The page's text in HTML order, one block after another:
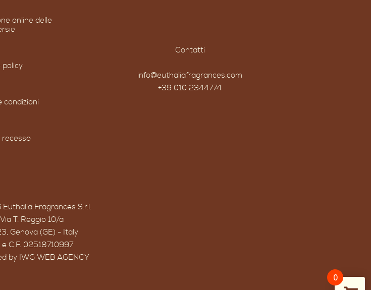
online delle
policy
condizioni
recesso
Fragrances S.r.l.
Via T. Reggio 10/a
Genova (GE) - Italy
e C.F. 02518710997
by IWG WEB AGENCY
Contatti
info@euthaliafragrances.com
+39 010 2344774
0